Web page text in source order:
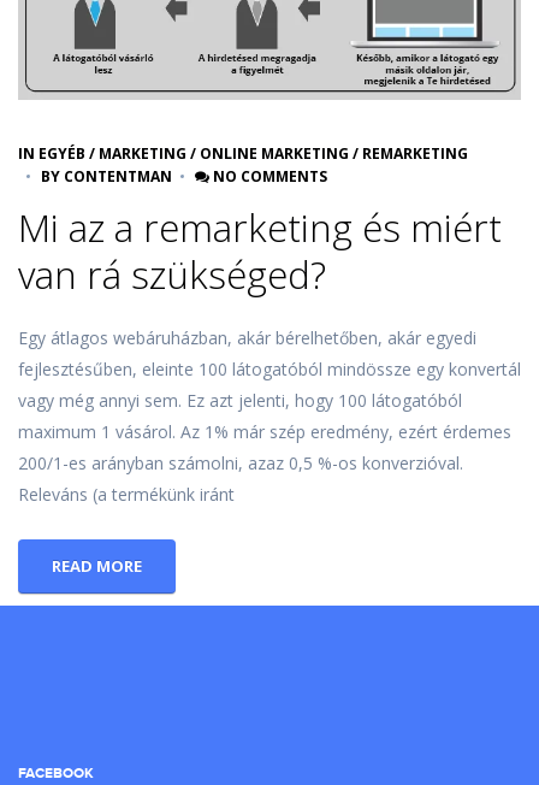
IN EGYÉB / MARKETING / ONLINE MARKETING / REMARKETING
BY CONTENTMAN NO COMMENTS
Mi az a remarketing és miért
van rá szükséged?
Egy átlagos webáruházban, akár bérelhetőben, akár egyedi
fejlesztésűben, eleinte 100 látogatóból mindössze egy konvertál
vagy még annyi sem. Ez azt jelenti, hogy 100 látogatóból
maximum 1 vásárol. Az 1% már szép eredmény, ezért érdemes
200/1-es arányban számolni, azaz 0,5 %-os konverzióval.
Releváns (a termékünk iránt
READ MORE
FACEBOOK